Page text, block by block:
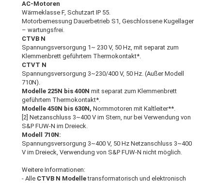
AC-Motoren
Wärmeklasse F, Schutzart IP 55.
Motorbemessung Dauerbetrieb S1, Geschlossene Kugellager
– wartungsfrei.
CTVB N
Spannungsversorgung 1~ 230 V, 50 Hz, mit separat zum
Klemmenbrett geführtem Thermokontakt*.
CTVT N
Spannungsversorgung 3~230/400 V, 50 Hz. (Außer Modell
710N).
Modelle 225N bis 400N mit separat zum Klemmenbrett
geführtem Thermokontakt*.
Modelle 450N bis 630N, Normmotoren mit Kaltleiter**.
[2] Netzanschluss 3~400 V im Stern, nur bei Verwendung von
S&P FUW-N im Dreieck.
Modell 710N:
Spannungsversorgung 3~400 V, 50 Hz Netzanschluss 3~400
V im Dreieck, Verwendung von S&P FUW-N nicht möglich.
Weitere Informationen:
- Alle CTVB N Modelletransformatorisch und elektronisch